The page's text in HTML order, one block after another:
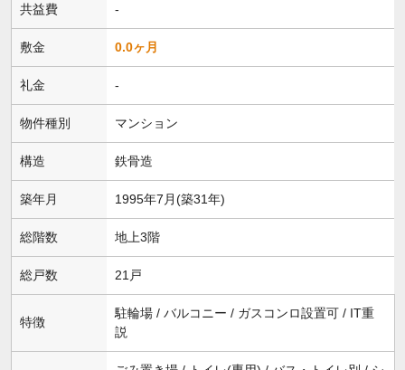
共益費 -
敷金 0.0ヶ月
礼金 -
物件種別 マンション
構造 鉄骨造
築年月 1995年7月(築31年)
総階数 地上3階
総戸数 21戸
特徴
駐輪場 / バルコニー / ガスコンロ設置可 / IT重
説